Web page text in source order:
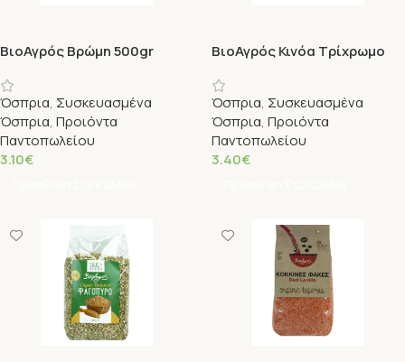
ΒιοΑγρός Βρώμη 500gr
Όσπρια, Συσκευασμένα
Όσπρια, Προιόντα
Παντοπωλείου
3.10€
ΒιοΑγρός Κινόα Τρίχρωμο
Όσπρια, Συσκευασμένα
Όσπρια, Προιόντα
Παντοπωλείου
3.40€